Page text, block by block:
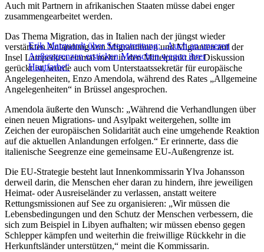
Auch mit Partnern in afrikanischen Staaten müsse dabei enger
zusammengearbeitet werden.
Erik Marquardt über Seenotrettung: „Auch an unseren
Außengrenzen ersticken Menschen wegen ihrer
Hautfarbe“
Das Thema Migration, das in Italien nach der jüngst wieder
verstärkten Anlandung von Migrantinnen und Migranten auf der
Insel Lampedusa einmal mehr in den Mittelpunkt der Diskussion
gerückt ist, wurde auch vom Unterstaatssekretär für europäische
Angelegenheiten, Enzo Amendola, während des Rates „Allgemeine
Angelegenheiten“ in Brüssel angesprochen.
Amendola äußerte den Wunsch: „Während die Verhandlungen über
einen neuen Migrations- und Asylpakt weitergehen, sollte im
Zeichen der europäischen Solidarität auch eine umgehende Reaktion
auf die aktuellen Anlandungen erfolgen.“ Er erinnerte, dass die
italienische Seegrenze eine gemeinsame EU-Außengrenze ist.
Die EU-Strategie besteht laut Innenkommissarin Ylva Johansson
derweil darin, die Menschen eher daran zu hindern, ihre jeweiligen
Heimat- oder Ausreiseländer zu verlassen, anstatt weitere
Rettungsmissionen auf See zu organisieren: „Wir müssen die
Lebensbedingungen und den Schutz der Menschen verbessern, die
sich zum Beispiel in Libyen aufhalten; wir müssen ebenso gegen
Schlepper kämpfen und weiterhin die freiwillige Rückkehr in die
Herkunftsländer unterstützen,“ meint die Kommissarin.